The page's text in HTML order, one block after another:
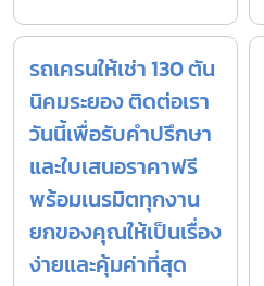
รถเครนให้เช่า 130 ตัน
นิคมระยอง ติดต่อเรา
วันนี้เพื่อรับคำปรึกษา
และใบเสนอราคาฟรี
พร้อมเนรมิตทุกงาน
ยกของคุณให้เป็นเรื่อง
ง่ายและคุ้มค่าที่สุด